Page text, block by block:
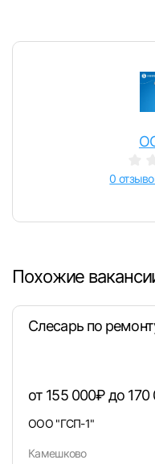
0
Похожие
Слесарь по
от 155 000₽ до
ООО "ГСП-1"
Камешково